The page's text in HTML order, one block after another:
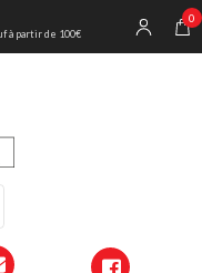
à partir de 100€
0